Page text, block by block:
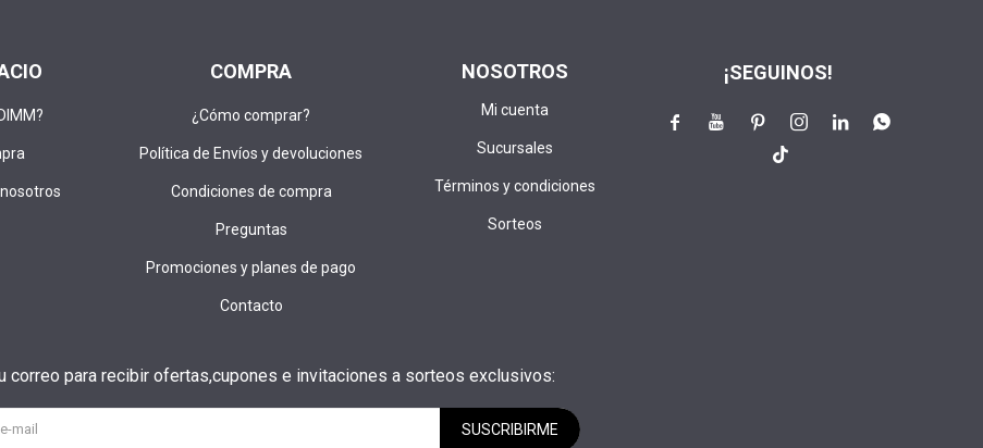
COMPRA
¿Cómo comprar?
Política de Envíos y devoluciones
Condiciones de compra
Preguntas
Promociones y planes de pago
Contacto
NOSOTROS
Mi cuenta
Sucursales
Términos y condiciones
Sorteos
correo para recibir ofertas,cupones e invitaciones a sorteos exclusivos:
SUSCRIBIRME
¡SEGUINOS!
    

